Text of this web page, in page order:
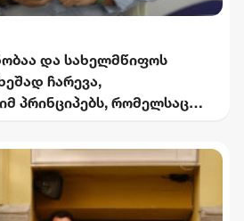
და სახელმწიფოს
ჩარევა,
პრინციპებს, რომელსაც